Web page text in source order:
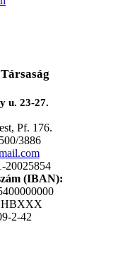
u. 23-27.
Pf. 176.
3886
20025854
(IBAN):
2-42